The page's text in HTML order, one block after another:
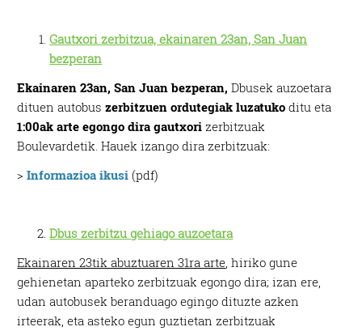
Gautxori zerbitzua, ekainaren 23an, San Juan
bezperan
Ekainaren 23an, San Juan bezperan, Dbusek auzoetara
dituen autobuszerbitzuen ordutegiak luzatuko ditu eta
1:00ak arte egongo dira gautxori zerbitzuak
Boulevardetik. Hauek izango dira zerbitzuak:
>Informazioa ikusi (pdf)
Dbus zerbitzu gehiago auzoetara
Ekainaren 23tik abuztuaren 31ra arte, hiriko gune
gehienetan aparteko zerbitzuak egongo dira; izan ere,
udan autobusek beranduago egingo dituzte azken
irteerak, eta asteko egun guztietan zerbitzuak